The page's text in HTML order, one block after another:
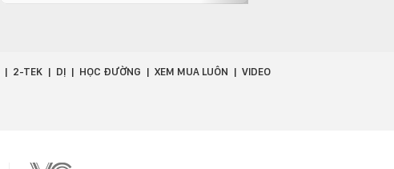
2-TEK DỊ HỌC ĐƯỜNG XEM MUA LUÔN VIDEO